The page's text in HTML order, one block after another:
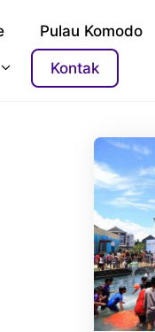
Pulau Komodo
Kontak